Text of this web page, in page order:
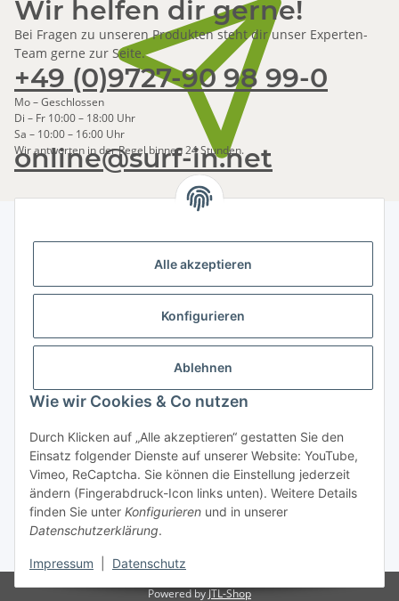
Alle akzeptieren
Konfigurieren
Ablehnen
Wie wir Cookies & Co nutzen
Durch Klicken auf „Alle akzeptieren“ gestatten Sie den
Einsatz folgender Dienste auf unserer Website: YouTube,
Vimeo, ReCaptcha. Sie können die Einstellung jederzeit
ändern (Fingerabdruck-Icon links unten). Weitere Details
finden Sie unter Konfigurieren und in unserer
Datenschutzerklärung.
Impressum Datenschutz
Wir helfen dir gerne!
Bei Fragen zu unseren Produkten steht dir unser Experten-
Team gerne zur Seite.
+49 (0)9727-90 98 99-0
Mo – Geschlossen
Di – Fr 10:00 – 18:00 Uhr
Sa – 10:00 – 16:00 Uhr
online@surf-in.net
Wir antworten in der Regel binnen 24 Stunden.
Newsletter Abonnieren
Bitte senden Sie mir entsprechend Ihrer
regelmäßig und jederzeit widerruflich
Informationen zu Ihrem Produktsortiment per E-Mail zu.
Abonnieren
Informationen
Gesetzliche Informationen
Powered byJTL-Shop